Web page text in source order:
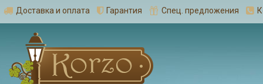
Доставка и оплата Гарантия Спец. предложения